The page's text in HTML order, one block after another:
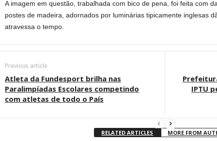
A imagem em questão, trabalhada com bico de pena, foi feita com
postes de madeira, adornados por luminárias tipicamente inglesas
atravessa o tempo.
Previous article
Atleta da Fundesport brilha nas
Paralimpíadas Escolares competindo
com atletas de todo o País
IPTU
RELATED ARTICLES MORE FROM